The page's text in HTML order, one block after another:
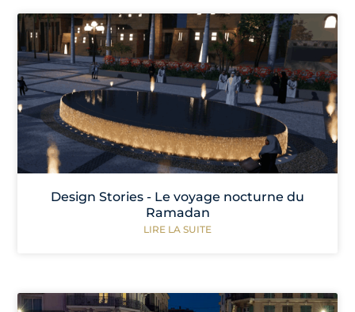
Design Stories - Le voyage nocturne du
Ramadan
LIRE LA SUITE